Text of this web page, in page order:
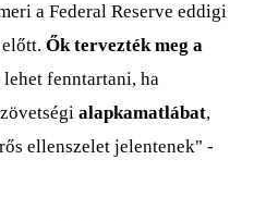
a Federal Reserve eddigi
Ők tervezték meg a
fenntartani, ha
alapkamatlábat,
ellenszelet jelentenek" -